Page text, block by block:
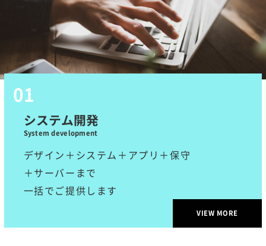
システム開発
System development
デザイン＋システム＋アプリ＋保守
＋サーバーまで
一括でご提供します
VIEW MORE